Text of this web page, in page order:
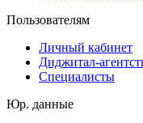
Пользователям
Личный кабинет
Диджитал-
Специалисты
Юр. данные